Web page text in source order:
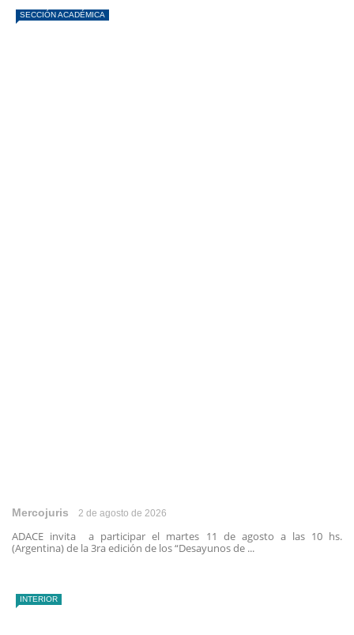
SECCIÓN ACADÉMICA
Mercojuris 2 de agosto de 2026
ADACE invita a participar el martes 11 de agosto a las 10 hs.
(Argentina) de la 3ra edición de los “Desayunos de ...
INTERIOR